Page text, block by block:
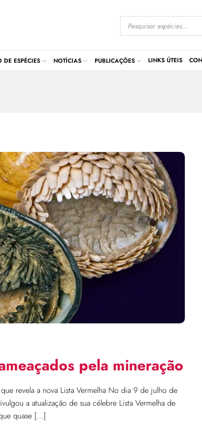
DE ESPÉCIES NOTÍCIAS PUBLICAÇÕES LINKS ÚTEIS
pela mineração
revela a nova Lista Vermelha No dia 9 de julho de
a atualização de sua célebre Lista Vermelha de
quase […]